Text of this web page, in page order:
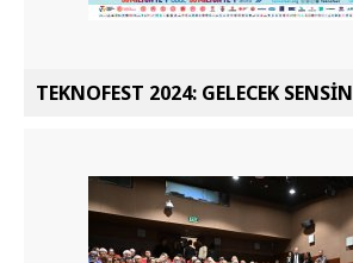
TEKNOFEST 2024: GELECEK SENSİN